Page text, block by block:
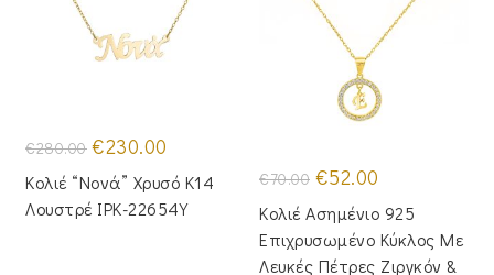
€280.00 Original
price
was:
€280.00.
€230.00
τιμή
είναι:
€230.00.
Κολιέ “Νονά” Χρυσό Κ14
Λουστρέ IPK-22654Y
€70.00 Original
price
€70.00.
€52.00
τιμή
είναι:
€52.00.
Κολιέ Ασημένιο 925
Επιχρυσωμένο Κύκλος Με
Λευκές Πέτρες Ζιργκόν &